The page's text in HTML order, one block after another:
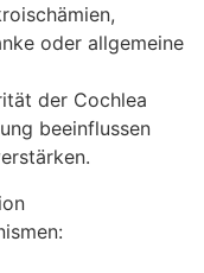
o‬der allgemeine
d‬er Cochlea
beeinflussen